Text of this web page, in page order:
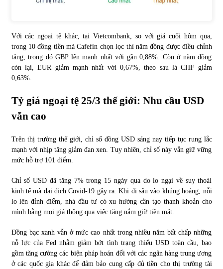
Với các ngoại tệ khác, tại Vietcombank, so với giá cuối hôm qua,
trong 10 đồng tiền mà Cafefin chọn lọc thì năm đồng được điều chỉnh
tăng, trong đó GBP lên mạnh nhất với gần 0,88%. Còn ở năm đồng
còn lại, EUR giảm mạnh nhất với 0,67%, theo sau là CHF giảm
0,63%.
Tỷ giá ngoại tệ 25/3 thế giới: Nhu cầu USD
vẫn cao
Trên thị trường thế giới, chỉ số đồng USD sáng nay tiếp tục rung lắc
mạnh với nhịp tăng giảm đan xen. Tuy nhiên, chỉ số này vẫn giữ vững
mức hỗ trợ 101 điểm.
Chỉ số USD đã tăng 7% trong 15 ngày qua do lo ngại về suy thoái
kinh tế mà đại dịch Covid-19 gây ra. Khi đi sâu vào khủng hoảng, nỗi
lo lên đỉnh điểm, nhà đầu tư có xu hướng cần tạo thanh khoản cho
mình bằng mọi giá thông qua việc tăng nắm giữ tiền mặt.
Đồng bạc xanh vẫn ở mức cao nhất trong nhiều năm bất chấp những
nỗ lực của Fed nhằm giảm bớt tình trạng thiếu USD toàn cầu, bao
gồm tăng cường các biện pháp hoán đổi với các ngân hàng trung ương
ở các quốc gia khác để đảm bảo cung cấp đủ tiền cho thị trường tài